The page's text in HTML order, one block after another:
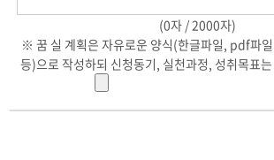
(0자 / 2000자)
※ 꿈 실 계획은 자유로운 양식(한글파일, pdf파
등)으로 작성하되 신청동기, 실천과정, 성취목표